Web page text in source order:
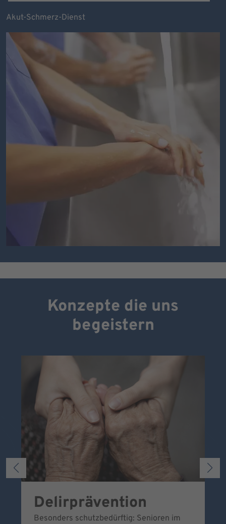
Akut-Schmerz-Dienst
Konzepte die uns
begeistern
Delirprävention
Besonders schutzbedürftig: Senioren im